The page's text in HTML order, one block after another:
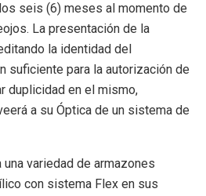
seis (6) meses al momento de
La presentación de la
la identidad del
suficiente para la autorización de
duplicidad en el mismo,
a su Óptica de un sistema de
variedad de armazones
con sistema Flex en sus